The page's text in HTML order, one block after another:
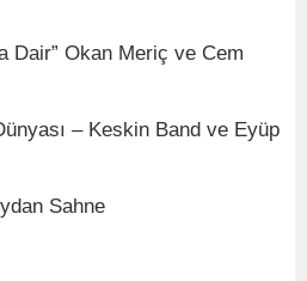
Okan Meriç ve Cem
– Keskin Band ve Eyüp
Sahne